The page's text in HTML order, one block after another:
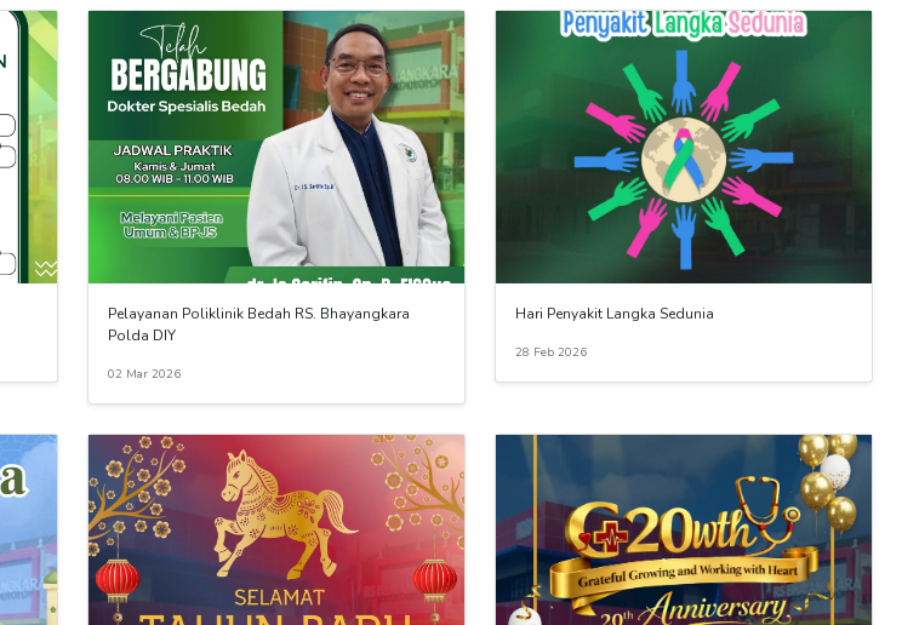
Pelayanan Poliklinik Bedah RS. Bhayangkara
Polda DIY
02 Mar 2026
Hari Penyakit Langka Sedunia
28 Feb 2026